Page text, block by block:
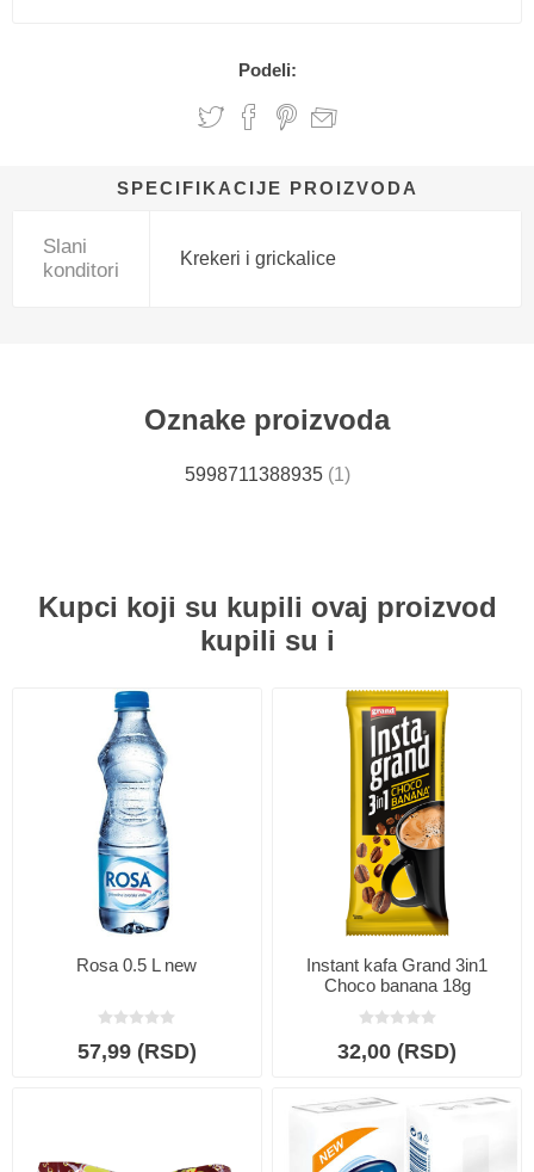
Podeli:
SPECIFIKACIJE PROIZVODA
Slani
konditori
Krekeri i grickalice
Oznake proizvoda
5998711388935 (1)
Kupci koji su kupili ovaj proizvod
kupili su i
Rosa 0.5 L new
57,99 (RSD)
Instant kafa Grand 3in1
Choco banana 18g
32,00 (RSD)